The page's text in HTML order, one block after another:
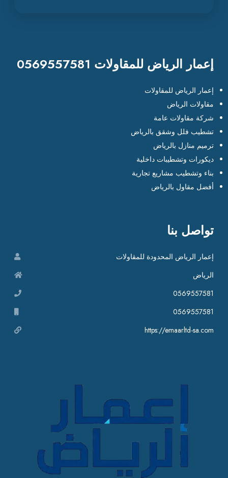
إعمار الرياض للمقاولات 0569557581
إعمار الرياض للمقاولات
مقاولات الرياض
شركة مقاولات عامة
تشطيب فلل وشقق بالرياض
ترميم منازل بالرياض
ديكورات وتشطيبات داخلية
بناء وتشطيب مشاريع تجارية
أفضل مقاول بالرياض
تواصل بنا
إعمار الرياض المحدودة للمقاولات
الرياض
0569557581
0569557581
https://emaarltd-sa.com